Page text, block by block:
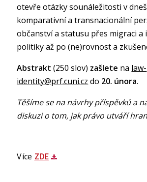
otevře otázky sounáležitosti v
komparativní a transnacionální
občanství a statusu přes migraci a
politiky až po (ne)rovnost a
Abstrakt (250 slov) zašlete na law-
identity@prf.cuni.cz do 20. února.
Těšíme se na návrhy příspěvků a
diskuzi o tom, jak právo utváří
Více ZDE